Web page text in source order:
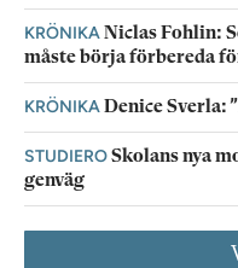
KRÖNIKA Niclas Fohlin:
måste börja förbereda
KRÖNIKA Denice Sverla:
STUDIEROSkolans nya
genväg